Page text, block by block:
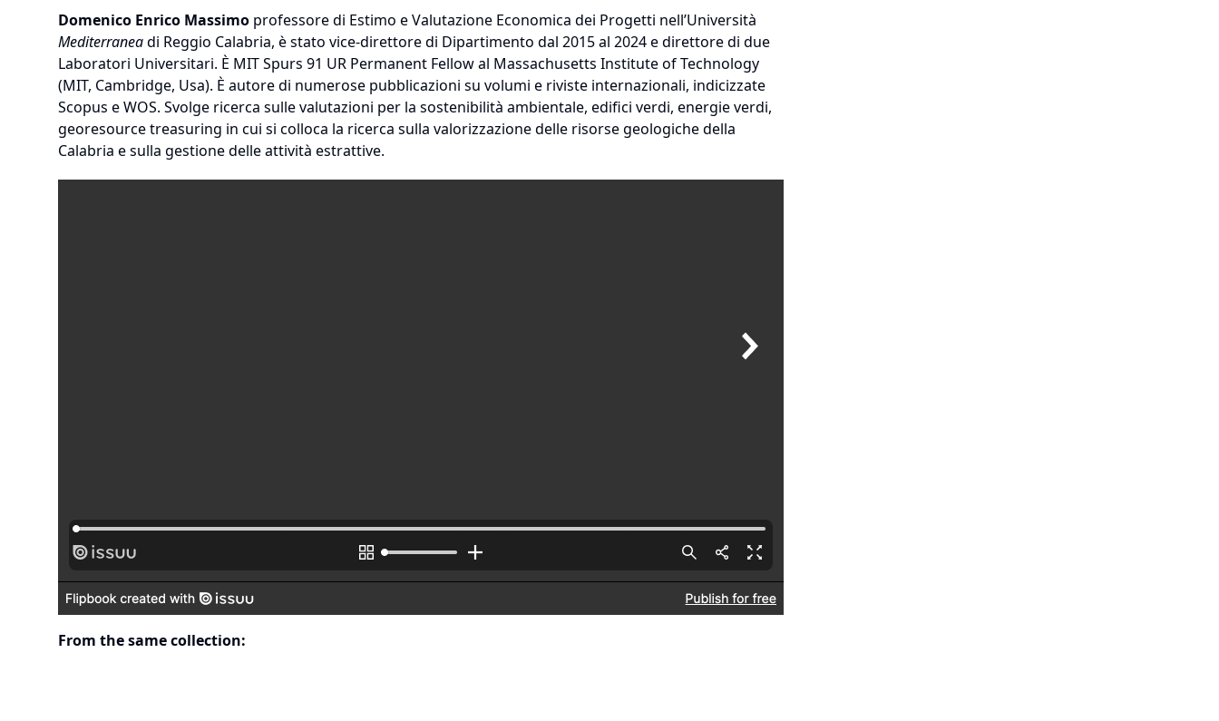
Domenico Enrico Massimo professore di Estimo e Valutazione Economica dei Progetti nell’Università
Mediterraneadi Reggio Calabria, è stato vice-direttore di Dipartimento dal 2015 al 2024 e direttore di due
Laboratori Universitari. È MIT Spurs 91 UR Permanent Fellow al Massachusetts Institute of Technology
(MIT, Cambridge, Usa). È autore di numerose pubblicazioni su volumi e riviste internazionali, indicizzate
Scopus e WOS. Svolge ricerca sulle valutazioni per la sostenibilità ambientale, edifici verdi, energie verdi,
georesource treasuring in cui si colloca la ricerca sulla valorizzazione delle risorse geologiche della
Calabria e sulla gestione delle attività estrattive.
From the same collection: